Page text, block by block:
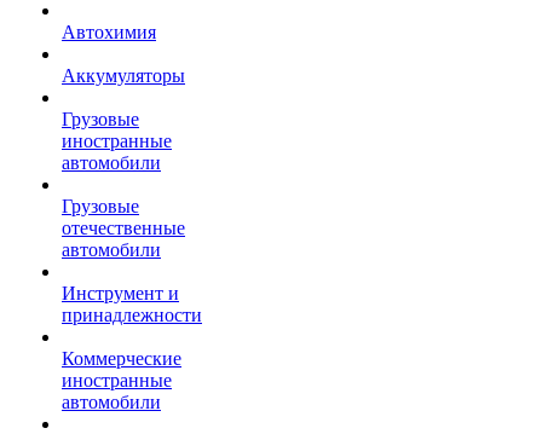
Автохимия
Аккумуляторы
Грузовые
иностранные
автомобили
Грузовые
отечественные
автомобили
Инструмент и
принадлежности
Коммерческие
иностранные
автомобили